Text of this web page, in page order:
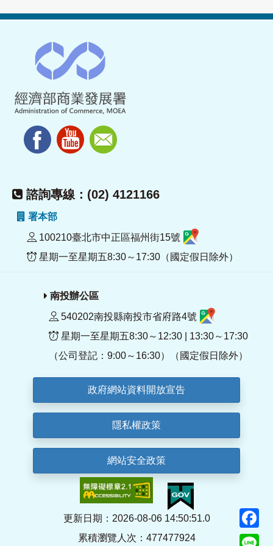
諮詢專線：(02) 4121166
署本部
100210臺北市中正區福州街15號
星期一至星期五8:30～17:30（國定假日除外）
南投辦公區
540202南投縣南投市省府路4號
星期一至星期五8:30～12:30 | 13:30～17:30
（公司登記：9:00～16:30）（國定假日除外）
政府網站資料開放宣告
隱私權政策
網站安全政策
更新日期：2026-08-06 14:50:51.0
累積瀏覽人次：477477924